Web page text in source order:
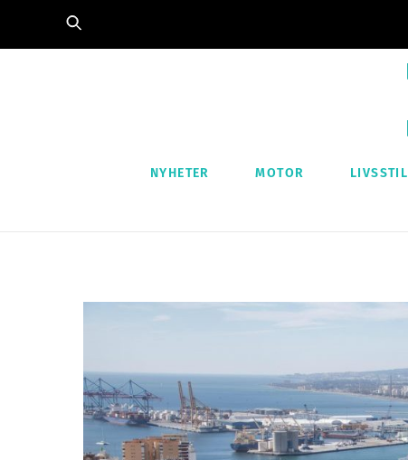
NYHETER MOTOR LIVSSTIL